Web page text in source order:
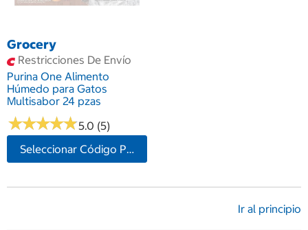
Grocery
Restricciones De Envío
Purina One Alimento
Húmedo para Gatos
Multisabor 24 pzas
★★★★★
★★★★★5.0 (5)
Seleccionar Código Postal
Ir al principio